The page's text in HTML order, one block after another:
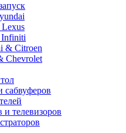
Infiniti
& Citroen
Chevrolet
сабвуферов
и телевизоров